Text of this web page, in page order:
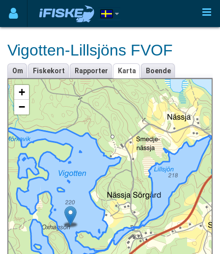
Vigotten-Lillsjöns FVOF
Om Fiskekort Rapporter Karta Boende
+
−